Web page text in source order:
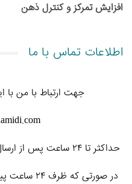
افزایش تمرکز و کنترل ذهن
اطلاعات تماس با ما
جهت ارتباط با من با
حداکثر تا ۲۴ ساعت پس از ارسال ایمیل، به شما پاسخ خواهم داد.
در صورتی